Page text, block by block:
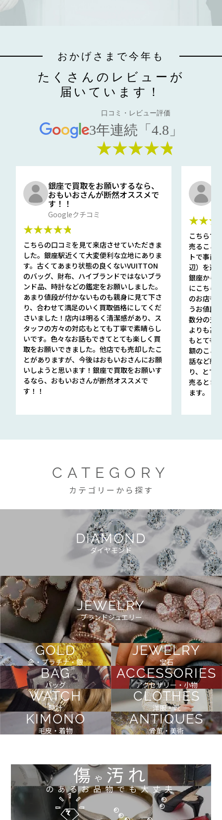
おかげさまで今年も
たくさんのレビューが
届いています！
口コミ・レビュー評価
3年連続「4.8」
★★★★★
銀座で買取をお願いするなら、
おもいおさんが断然オススメで
す！！
Googleクチコミ
★★★★★
こちらの口コミを見て来店させていただきま
した。銀座駅近くて大変便利な立地にありま
す。古くてあまり状態の良くないVUITTON
のバッグ、財布、ハイブランドではないブラ
ンド品、時計などの鑑定をお願いしました。
あまり値段が付かないものも親身に見て下さ
り、合わせて満足のいく買取価格にしてくだ
さいました！店内は明るく清潔感があり、ス
タッフの方々の対応もとても丁寧で素晴らし
いです。色々なお話もできてとても楽しく買
取をお願いできました。他店でも売却したこ
とがありますが、今後はおもいおさんにお願
いしようと思います！銀座で買取をお願いす
るなら、おもいおさんが断然オススメで
す！！
こちらで
売ること
トで事前
辺）を選
銀座から
にこちら
のお店も
うお値段
数分の査
よりも高
もとても
額のこと
話など細
り、とて
売るとき
ます。
CATEGORY
カテゴリーから探す
DIAMOND
ダイヤモンド
JEWELRY
ブランドジュエリー
GOLD
金・プラチナ・銀
JEWELRY
宝石
BAG
バッグ
ACCESSORIES
アクセサリー・小物
WATCH
時計
CLOTHES
洋服・靴
KIMONO
毛皮・着物
ANTIQUES
骨董・美術
傷や 汚れ
のあるお品物でも大丈夫